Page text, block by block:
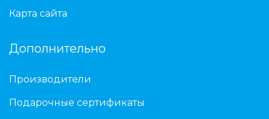
Карта сайта
Дополнительно
Производители
Подарочные сертификаты